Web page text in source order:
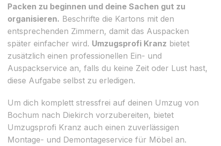
Packen zu beginnen und deine Sachen gut zu
organisieren. Beschrifte die Kartons mit den
entsprechenden Zimmern, damit das Auspacken
später einfacher wird. Umzugsprofi Kranz bietet
zusätzlich einen professionellen Ein- und
Auspackservice an, falls du keine Zeit oder Lust hast,
diese Aufgabe selbst zu erledigen.
Um dich komplett stressfrei auf deinen Umzug von
Bochum nach Diekirch vorzubereiten, bietet
Umzugsprofi Kranz auch einen zuverlässigen
Montage- und Demontageservice für Möbel an.